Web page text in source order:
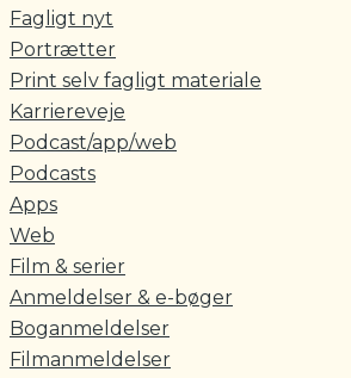
Fagligt nyt
Portrætter
Print selv fagligt materiale
Karriereveje
Podcast/app/web
Podcasts
Apps
Web
Film & serier
Anmeldelser & e-bøger
Boganmeldelser
Filmanmeldelser